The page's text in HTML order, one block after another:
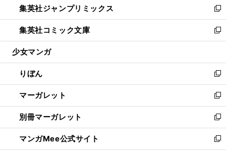
く
で
開
く
ド
ウ
で
開
ィ
ン
ド
ウ
開
く
い
ウ
ィ
ン
ウ
で
開
く
集英社ジャンプリミックス
新
し
い
ウ
ン
ド
ウ
で
開
く
集英社コミック文庫
新
し
ウ
ィ
ン
ド
ウ
で
開
く
少女マンガ
りぼん
新
し
い
ウ
ィ
ン
ド
ウ
マーガレット
新
し
い
ウ
ィ
別冊マーガレット
新
し
い
マンガMee公式サイト
新